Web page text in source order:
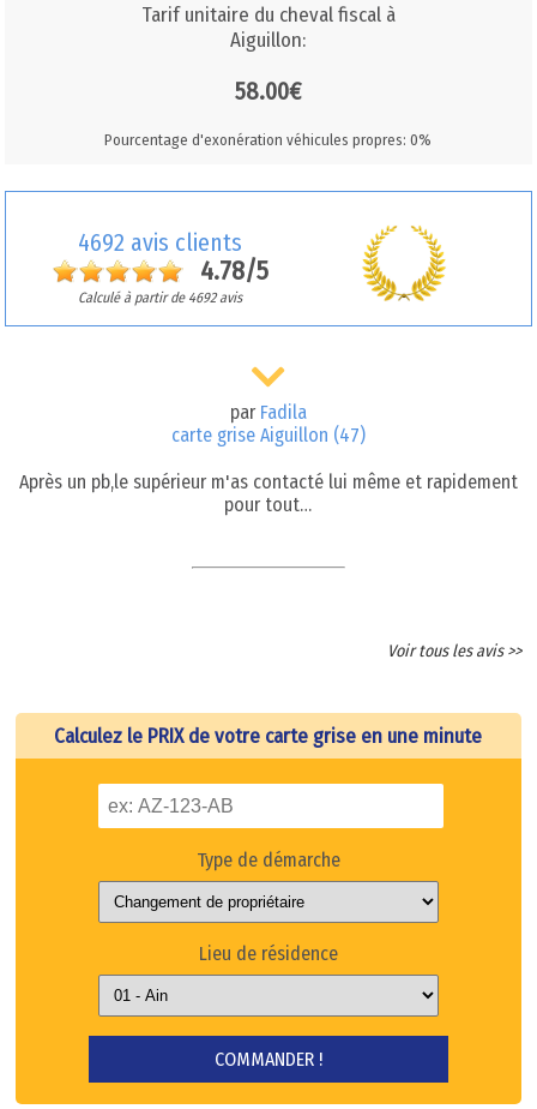
Tarif unitaire du cheval fiscal à
Aiguillon:
58.00€
Pourcentage d'exonération véhicules propres: 0%
4692 avis clients
4.78/5
Calculé à partir de 4692 avis
par Fadila
carte grise Aiguillon (47)
Après un pb,le supérieur m'as contacté lui même et rapidement
pour tout…
Voir tous les avis >>
Calculez le PRIX de votre carte grise en une minute
Type de démarche
Lieu de résidence